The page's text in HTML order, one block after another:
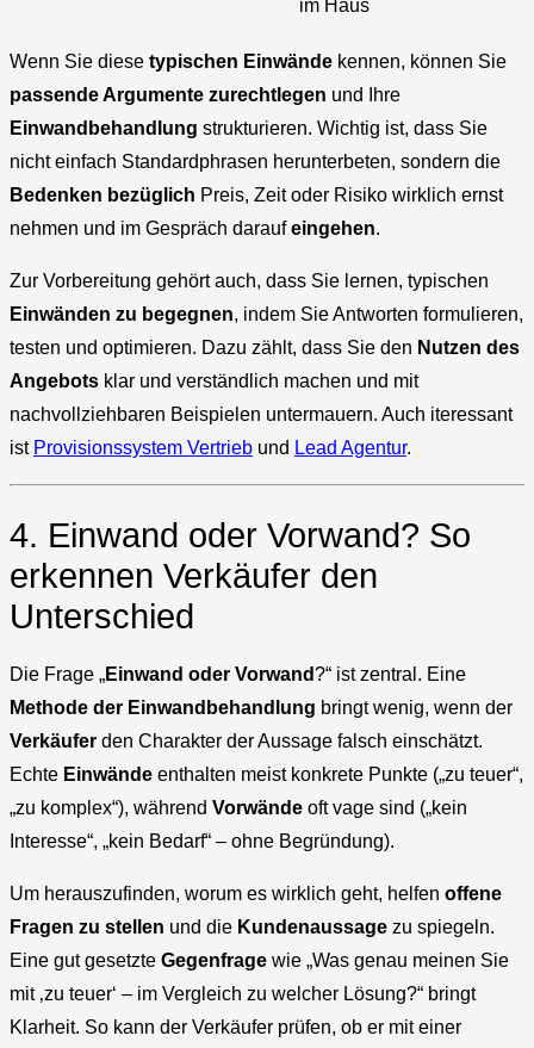
im Haus
Wenn Sie diese typischen Einwände kennen, können Sie
passende Argumente zurechtlegen und Ihre
Einwandbehandlung strukturieren. Wichtig ist, dass Sie
nicht einfach Standardphrasen herunterbeten, sondern die
Bedenken bezüglich Preis, Zeit oder Risiko wirklich ernst
nehmen und im Gespräch daraufeingehen.
Zur Vorbereitung gehört auch, dass Sie lernen, typischen
Einwänden zu begegnen, indem Sie Antworten formulieren,
testen und optimieren. Dazu zählt, dass Sie den Nutzen des
Angebots klar und verständlich machen und mit
nachvollziehbaren Beispielen untermauern. Auch iteressant
ist Provisionssystem Vertrieb und Lead Agentur.
4. Einwand oder Vorwand? So
erkennen Verkäufer den
Unterschied
Die Frage „Einwand oder Vorwand?“ ist zentral. Eine
Methode der Einwandbehandlung bringt wenig, wenn der
Verkäufer den Charakter der Aussage falsch einschätzt.
Echte Einwände enthalten meist konkrete Punkte („zu teuer“,
„zu komplex“), während Vorwände oft vage sind („kein
Interesse“, „kein Bedarf“ – ohne Begründung).
Um herauszufinden, worum es wirklich geht, helfen offene
Fragen zu stellen und die Kundenaussage zu spiegeln.
Eine gut gesetzte Gegenfrage wie „Was genau meinen Sie
mit ‚zu teuer‘ – im Vergleich zu welcher Lösung?“ bringt
Klarheit. So kann der Verkäufer prüfen, ob er mit einer